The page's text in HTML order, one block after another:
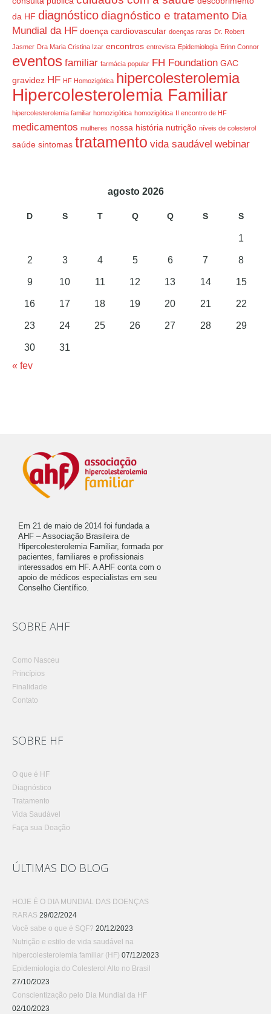
da HF diagnósticodiagnóstico e tratamento Dia
Mundial da HF doença cardiovascular doenças raras Dr. Robert
Jasmer Dra Maria Cristina Izar encontros entrevista Epidemiologia Erinn Connor
eventos familiar farmácia popular FH Foundation GAC
gravidez HF HF Homozigótica hipercolesterolemia
Hipercolesterolemia Familiar
hipercolesterolemia familiar homozigótica homozigótica II encontro de HF
medicamentos mulheres nossa história nutrição níveis de colesterol
saúde sintomas tratamento vida saudável webinar
agosto 2026
D S T Q Q S S
1
2 3 4 5 6 7 8
9 10 11 12 13 14 15
16 17 18 19 20 21 22
23 24 25 26 27 28 29
30
31
« fev
Em 21 de maio de 2014 foi fundada a
AHF – Associação Brasileira de
Hipercolesterolemia Familiar, formada por
pacientes, familiares e profissionais
interessados em HF. A AHF conta com o
apoio de médicos especialistas em seu
Conselho Científico.
SOBRE AHF
Como Nasceu
Princípios
Finalidade
Contato
SOBRE HF
O que é HF
Diagnóstico
Tratamento
Vida Saudável
Faça sua Doação
ÚLTIMAS DO BLOG
HOJE É O DIA MUNDIAL DAS DOENÇAS
RARAS 29/02/2024
Você sabe o que é SQF? 20/12/2023
Nutrição e estilo de vida saudável na
hipercolesterolemia familiar (HF) 07/12/2023
Epidemiologia do Colesterol Alto no Brasil
27/10/2023
Conscientização pelo Dia Mundial da HF
02/10/2023